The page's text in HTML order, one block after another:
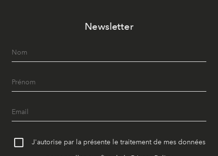
Newsletter
J'autorise par la présente le traitement de mes données